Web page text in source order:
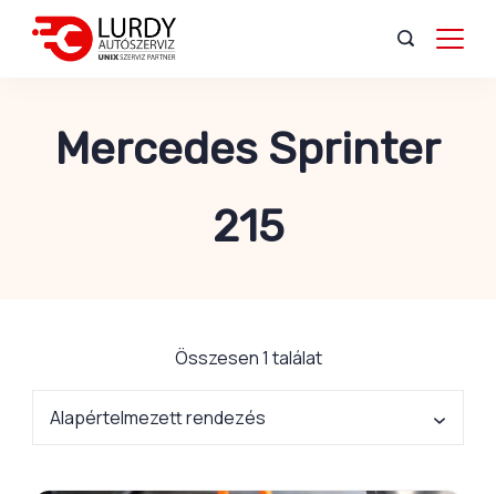
Mercedes Sprinter
215
Összesen 1 találat